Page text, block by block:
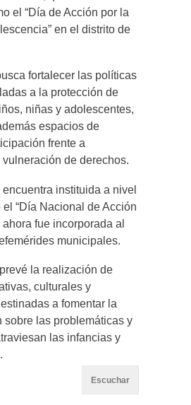
el “Día de Acción por la
en el distrito de
fortalecer las políticas
a la protección de
niñas y adolescentes,
espacios de
frente a
de derechos.
encuentra instituida a nivel
“Día Nacional de Acción
fue incorporada al
municipales.
la realización de
culturales y
a fomentar la
sobre las problemáticas y
las infancias y
Escuchar